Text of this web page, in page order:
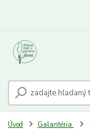
Úvod Galantéria